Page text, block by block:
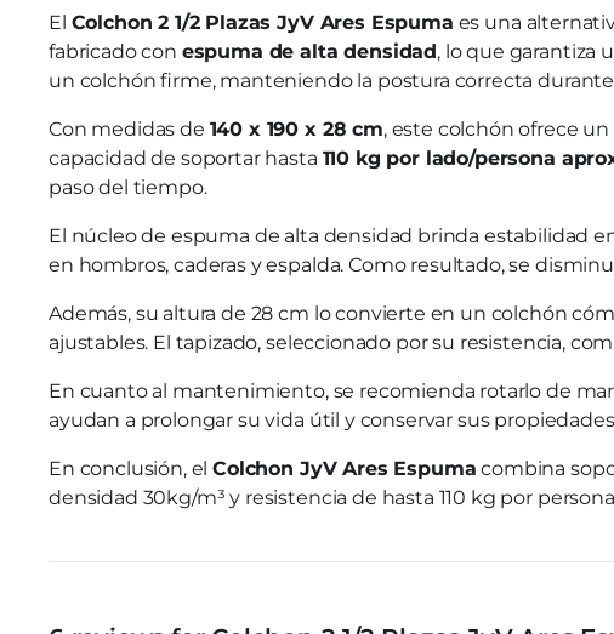
El Colchon 2 1/2 Plazas JyV Ares Espuma es una
fabricado con espuma de alta densidad, lo que garantiza
un colchón firme, manteniendo la postura correcta
Con medidas de 140 x 190 x 28 cm, este colchón ofrece
capacidad de soportar hasta 110 kg por lado/persona
paso del tiempo.
El núcleo de espuma de alta densidad brinda estabilidad
en hombros, caderas y espalda. Como resultado, se
Además, su altura de 28 cm lo convierte en un colchón
ajustables. El tapizado, seleccionado por su resistencia,
En cuanto al mantenimiento, se recomienda rotarlo de
ayudan a prolongar su vida útil y conservar sus
En conclusión, elColchon JyV Ares Espuma combina
densidad 30kg/m³ y resistencia de hasta 110 kg por